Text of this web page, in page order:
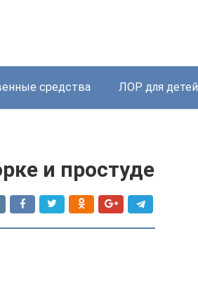
средства ЛОР для детей
и простуде